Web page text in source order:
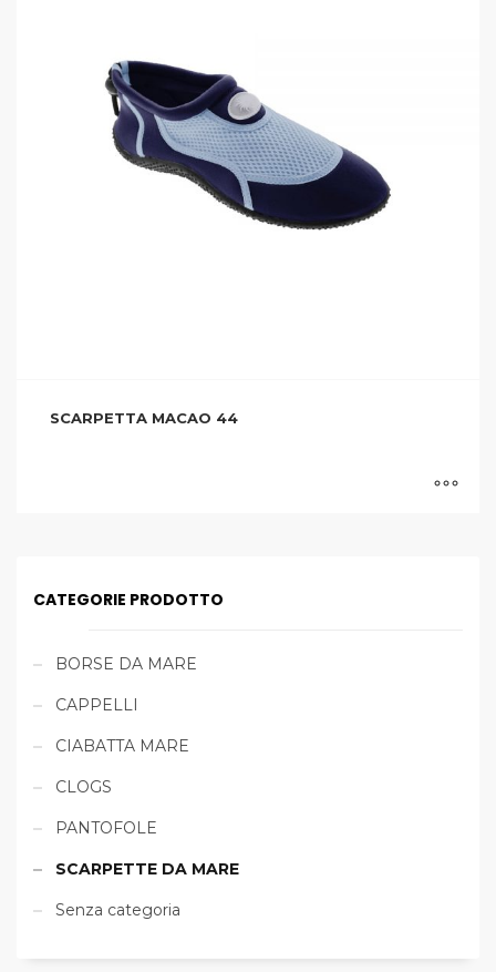
SCARPETTA MACAO 44
CATEGORIE PRODOTTO
BORSE DA MARE
CAPPELLI
CIABATTA MARE
CLOGS
PANTOFOLE
SCARPETTE DA MARE
Senza categoria